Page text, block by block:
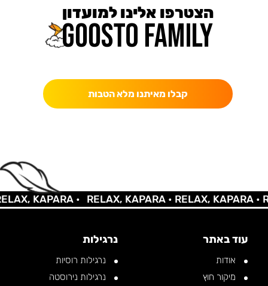
הצטרפו אלינו למועדון
קבלו מאיתנו מלא הטבות
KAPARA • RELAX, KAPARA •RELAX, KAPARA •
עוד באתר
אודות
מיקור חוץ
נרגילות
נרגילות רוסיות
נרגילות נירוסטה